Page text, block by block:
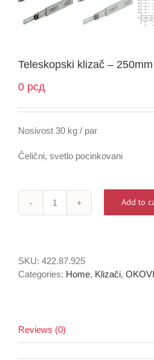
Teleskopski klizač – 250mm
0 рсд
Nosivost 30 kg / par
Čelični, svetlo pocinkovani
Teleskopski
quantity
Add to
SKU: 422.87.925
Categories: Home, Klizači, OKOVI
Reviews (0)